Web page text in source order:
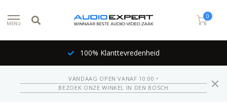
MENU
0
100% Klanttevredenheid
VANDAAG OPEN VANAF 10:00 •
BEZOEK ONZE WINKEL IN DEN BOSCH